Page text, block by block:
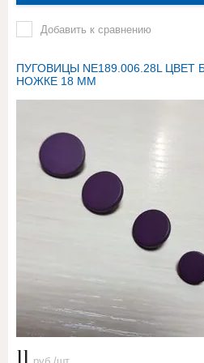
Добавить к сравнению
ПУГОВИЦЫ NE189.006.28L
НОЖКЕ 18 ММ